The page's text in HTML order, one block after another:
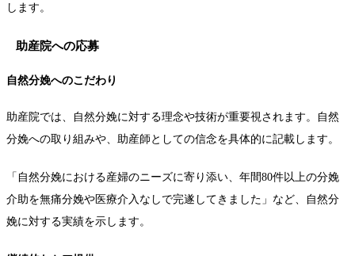
します。
助産院への応募
自然分娩へのこだわり
助産院では、自然分娩に対する理念や技術が重要視されます。自然
分娩への取り組みや、助産師としての信念を具体的に記載します。
「自然分娩における産婦のニーズに寄り添い、年間80件以上の分娩
介助を無痛分娩や医療介入なしで完遂してきました」など、自然分
娩に対する実績を示します。